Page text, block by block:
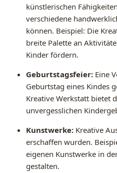
künstlerischen
verschiedene
können. Beispiel: Die
breite Palette an
Kinder fördern.
Geburtstagsfeier: Eine
Geburtstag eines Kindes
Kreative Werkstatt bietet
unvergesslichen
Kunstwerke: Kreative
erschaffen wurden.
eigenen Kunstwerke in
gestalten.